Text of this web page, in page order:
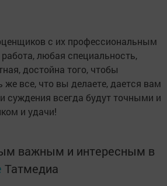
с их профессиональным
любая специальность,
достойна того, чтобы
же все, что вы делаете, дается вам
суждения всегда будут точными и
и удачи!
важным и интересным в
Татмедиа